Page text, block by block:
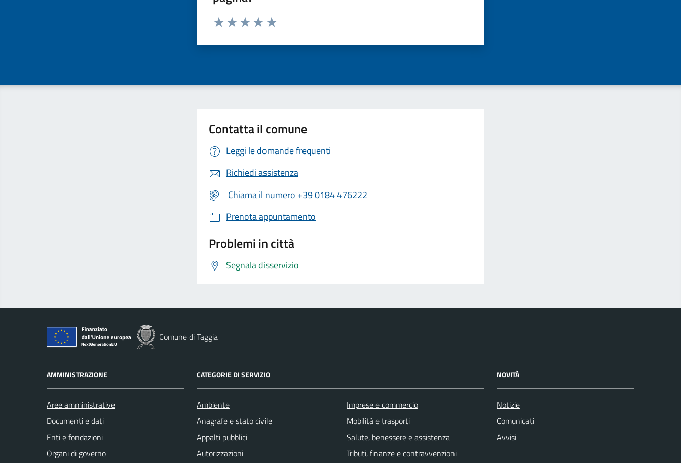
Valuta da 1 a 5 stelle la pagina
Contatta il comune
Leggi le domande frequenti
Richiedi assistenza
Chiama il numero +39 0184 476222
Prenota appuntamento
Problemi in città
Segnala disservizio
Comune di Taggia
AMMINISTRAZIONE
Aree amministrative
Documenti e dati
Enti e fondazioni
Organi di governo
CATEGORIE DI SERVIZIO
Ambiente
Anagrafe e stato civile
Appalti pubblici
Autorizzazioni
Imprese e commercio
Mobilità e trasporti
Salute, benessere e assistenza
Tributi, finanze e contravvenzioni
NOVITÀ
Notizie
Comunicati
Avvisi